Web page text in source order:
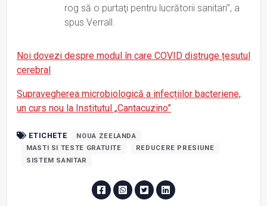
rog să o purtaţi pentru lucrătorii sanitari”, a
spus Verrall.
Noi dovezi despre modul în care COVID distruge țesutul
cerebral
Supravegherea microbiologică a infecțiilor bacteriene,
un curs nou la Institutul „Cantacuzino”
ETICHETE
NOUA ZEELANDA
MASTI SI TESTE GRATUITE
REDUCERE PRESIUNE
SISTEM SANITAR